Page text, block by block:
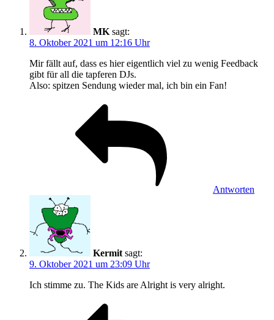
MK sagt:
8. Oktober 2021 um 12:16 Uhr
Mir fällt auf, dass es hier eigentlich viel zu wenig Feedback
gibt für all die tapferen DJs.
Also: spitzen Sendung wieder mal, ich bin ein Fan!
Antworten
Kermit sagt:
9. Oktober 2021 um 23:09 Uhr
Ich stimme zu. The Kids are Alright is very alright.